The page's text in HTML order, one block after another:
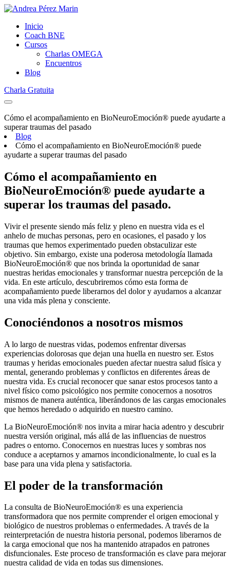
Inicio
Coach BNE
Cursos
Charlas OMEGA
Encuentros
Blog
Charla Gratuita
Cómo el acompañamiento en BioNeuroEmoción® puede ayudarte a
superar traumas del pasado
Blog
Cómo el acompañamiento en BioNeuroEmoción® puede
ayudarte a superar traumas del pasado
Cómo el acompañamiento en
BioNeuroEmoción® puede ayudarte a
superar los traumas del pasado.
Vivir el presente siendo más feliz y pleno en nuestra vida es el
anhelo de muchas personas, pero en ocasiones, el pasado y los
traumas que hemos experimentado pueden obstaculizar este
objetivo. Sin embargo, existe una poderosa metodología llamada
BioNeuroEmoción® que nos brinda la oportunidad de sanar
nuestras heridas emocionales y transformar nuestra percepción de la
vida. En este artículo, descubriremos cómo esta forma de
acompañamiento puede liberarnos del dolor y ayudarnos a alcanzar
una vida más plena y consciente.
Conociéndonos a nosotros mismos
A lo largo de nuestras vidas, podemos enfrentar diversas
experiencias dolorosas que dejan una huella en nuestro ser. Estos
traumas y heridas emocionales pueden afectar nuestra salud física y
mental, generando problemas y conflictos en diferentes áreas de
nuestra vida. Es crucial reconocer que sanar estos procesos tanto a
nivel físico como psicológico nos permite conocernos a nosotros
mismos de manera auténtica, liberándonos de las cargas emocionales
que hemos heredado o adquirido en nuestro camino.
La BioNeuroEmoción® nos invita a mirar hacia adentro y descubrir
nuestra versión original, más allá de las influencias de nuestros
padres o entorno. Conocernos en nuestras luces y sombras nos
conduce a aceptarnos y amarnos incondicionalmente, lo cual es la
base para una vida plena y satisfactoria.
El poder de la transformación
La consulta de BioNeuroEmoción® es una experiencia
transformadora que nos permite comprender el origen emocional y
biológico de nuestros problemas o enfermedades. A través de la
reinterpretación de nuestra historia personal, podemos liberarnos de
la carga emocional que nos ha mantenido atrapados en patrones
disfuncionales. Este proceso de transformación es clave para mejorar
nuestra calidad de vida en todas sus dimensiones.